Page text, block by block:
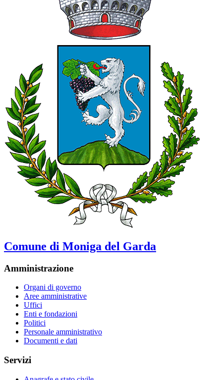
Comune di Moniga del Garda
Amministrazione
Organi di governo
Aree amministrative
Uffici
Enti e fondazioni
Politici
Personale amministrativo
Documenti e dati
Servizi